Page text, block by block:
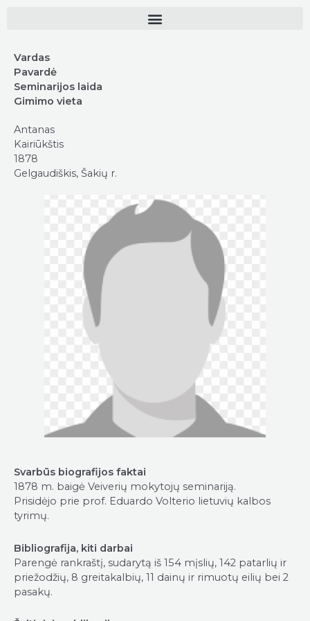
Vardas
Pavardė
Seminarijos laida
Gimimo vieta
Antanas
Kairiūkštis
1878
Gelgaudiškis, Šakių r.
Svarbūs biografijos faktai
1878 m. baigė Veiverių mokytojų seminariją.
Prisidėjo prie prof. Eduardo Volterio lietuvių kalbos
tyrimų.
Bibliografija, kiti darbai
Parengė rankraštį, sudarytą iš 154 mįslių, 142 patarlių ir
priežodžių, 8 greitakalbių, 11 dainų ir rimuotų eilių bei 2
pasakų.